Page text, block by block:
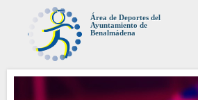
Área de Deportes del
Ayuntamiento de
Benalmádena